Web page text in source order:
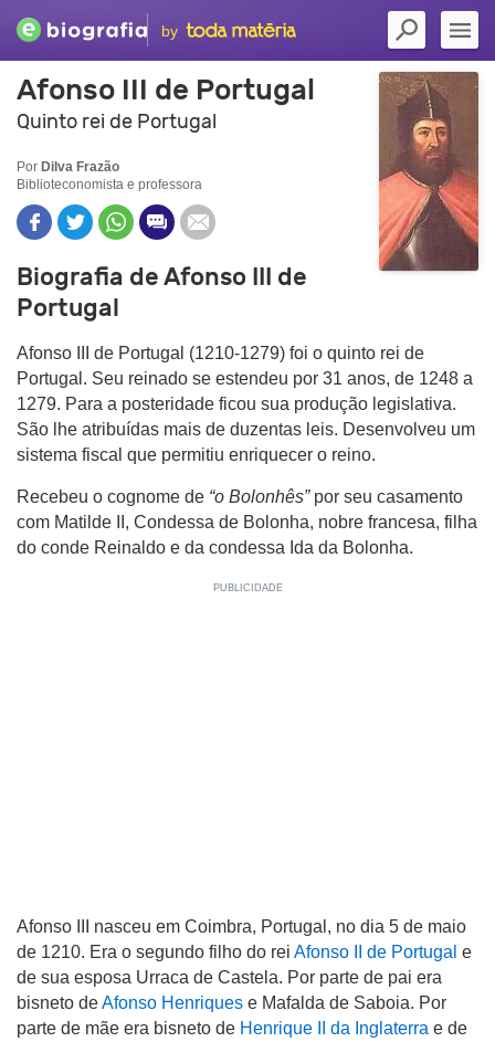
by
Afonso III de Portugal
Quinto rei de Portugal
Por Dilva Frazão
Biblioteconomista e professora
Biografia de Afonso III de
Portugal
Afonso III de Portugal (1210-1279) foi o quinto rei de
Portugal. Seu reinado se estendeu por 31 anos, de 1248 a
1279. Para a posteridade ficou sua produção legislativa.
São lhe atribuídas mais de duzentas leis. Desenvolveu um
sistema fiscal que permitiu enriquecer o reino.
Recebeu o cognome de “o Bolonhês”por seu casamento
com Matilde II, Condessa de Bolonha, nobre francesa, filha
do conde Reinaldo e da condessa Ida da Bolonha.
Afonso III nasceu em Coimbra, Portugal, no dia 5 de maio
de 1210. Era o segundo filho do rei Afonso II de Portugal e
de sua esposa Urraca de Castela. Por parte de pai era
bisneto deAfonso Henriques e Mafalda de Saboia. Por
parte de mãe era bisneto de Henrique II da Inglaterra e de